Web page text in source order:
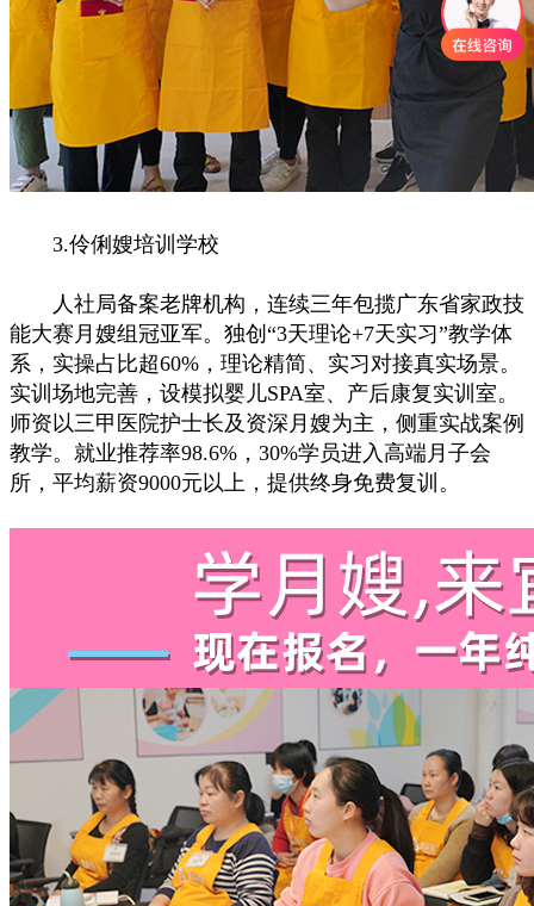
3.伶俐嫂培训学校
人社局备案老牌机构，连续三年包揽广东省家政技
能大赛月嫂组冠亚军。独创“3天理论+7天实习”教学体
系，实操占比超60%，理论精简、实习对接真实场景。
实训场地完善，设模拟婴儿SPA室、产后康复实训室。
师资以三甲医院护士长及资深月嫂为主，侧重实战案例
教学。就业推荐率98.6%，30%学员进入高端月子会
所，平均薪资9000元以上，提供终身免费复训。